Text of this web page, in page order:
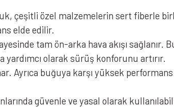
çeşitli özel malzemelerin sert fiberle
elde edilir.
tam ön-arka hava akışı sağlanır.
yardımcı olarak sürüş konforunu artırır.
Ayrıca buğuya karşı yüksek
güvenle ve yasal olarak